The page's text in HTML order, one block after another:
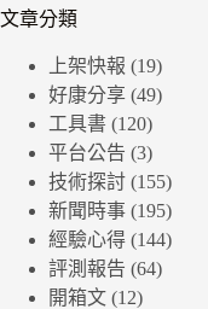
文章分類
上架快報 (19)
好康分享 (49)
工具書 (120)
平台公告 (3)
技術探討 (155)
新聞時事 (195)
經驗心得 (144)
評測報告 (64)
開箱文 (12)